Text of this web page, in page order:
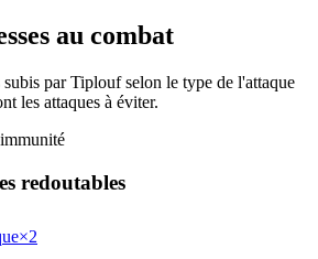
au combat
par Tiplouf selon le type de l'attaque
les attaques à éviter.
immunité
redoutables
×2